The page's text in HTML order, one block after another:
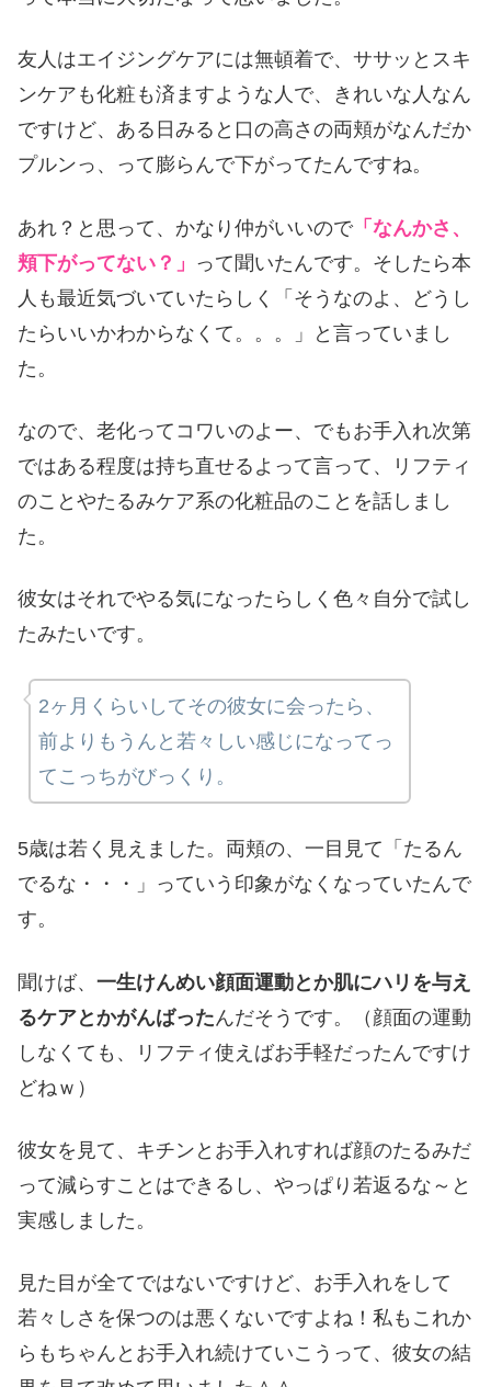
友人はエイジングケアには無頓着で、ササッとスキ
ンケアも化粧も済ますような人で、きれいな人なん
ですけど、ある日みると口の高さの両頬がなんだか
プルンっ、って膨らんで下がってたんですね。
あれ？と思って、かなり仲がいいので「なんかさ、
頬下がってない？」 って聞いたんです。そしたら本
人も最近気づいていたらしく「そうなのよ、どうし
たらいいかわからなくて。。。」と言っていまし
た。
なので、老化ってコワいのよー、でもお手入れ次第
ではある程度は持ち直せるよって言って、リフティ
のことやたるみケア系の化粧品のことを話しまし
た。
彼女はそれでやる気になったらしく色々自分で試し
たみたいです。
2ヶ月くらいしてその彼女に会ったら、
前よりもうんと若々しい感じになってっ
てこっちがびっくり。
5歳は若く見えました。両頬の、一目見て「たるん
でるな・・・」っていう印象がなくなっていたんで
す。
聞けば、 一生けんめい顔面運動とか肌にハリを与え
るケアとかがんばったんだそうです。（顔面の運動
しなくても、リフティ使えばお手軽だったんですけ
どねｗ）
彼女を見て、キチンとお手入れすれば顔のたるみだ
って減らすことはできるし、やっぱり若返るな～と
実感しました。
見た目が全てではないですけど、お手入れをして
若々しさを保つのは悪くないですよね！私もこれか
らもちゃんとお手入れ続けていこうって、彼女の結